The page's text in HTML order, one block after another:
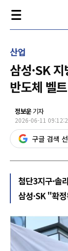
산업
삼성·SK
반도체 벨
정보운기자
2026-06-11
구글 검색
첨단3지구·솔
삼성·SK "확